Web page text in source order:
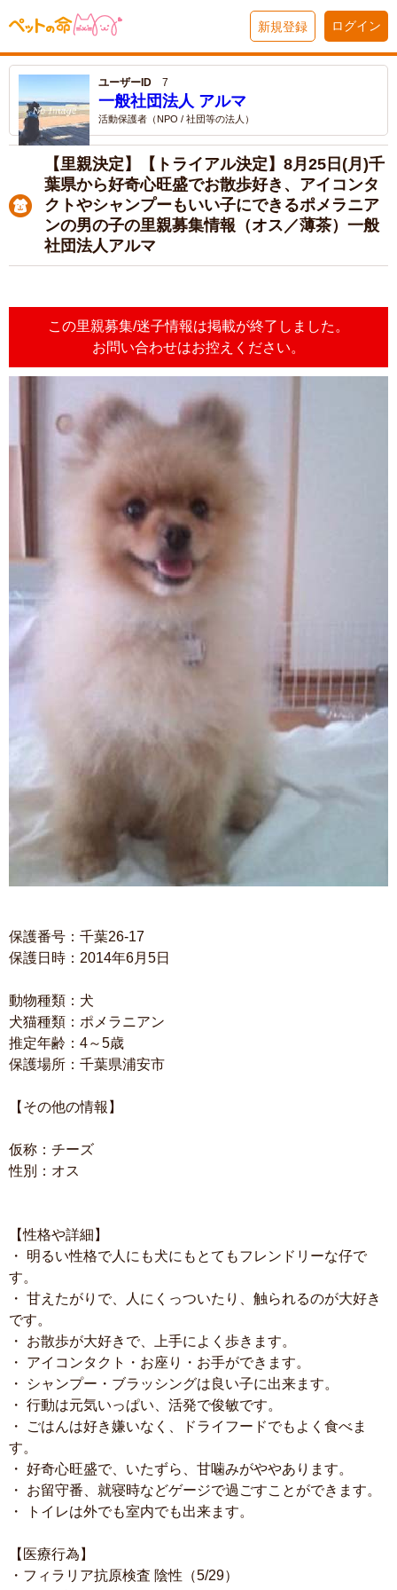
新規登録 ログイン
ユーザーID 7
一般社団法人 アルマ
活動保護者（NPO / 社団等の法人）
【里親決定】【トライアル決定】8月25日(月)千
葉県から好奇心旺盛でお散歩好き、アイコンタ
クトやシャンプーもいい子にできるポメラニア
ンの男の子の里親募集情報（オス／薄茶）一般
社団法人アルマ
この里親募集/迷子情報は掲載が終了しました。
お問い合わせはお控えください。
保護番号：千葉26-17
保護日時：2014年6月5日
動物種類：犬
犬猫種類：ポメラニアン
推定年齢：4～5歳
保護場所：千葉県浦安市
【その他の情報】
仮称：チーズ
性別：オス
【性格や詳細】
・ 明るい性格で人にも犬にもとてもフレンドリーな仔で
す。
・ 甘えたがりで、人にくっついたり、触られるのが大好き
です。
・ お散歩が大好きで、上手によく歩きます。
・ アイコンタクト・お座り・お手ができます。
・ シャンプー・ブラッシングは良い子に出来ます。
・ 行動は元気いっぱい、活発で俊敏です。
・ ごはんは好き嫌いなく、ドライフードでもよく食べま
す。
・ 好奇心旺盛で、いたずら、甘噛みがややあります。
・ お留守番、就寝時などゲージで過ごすことができます。
・ トイレは外でも室内でも出来ます。
【医療行為】
・フィラリア抗原検査 陰性（5/29）